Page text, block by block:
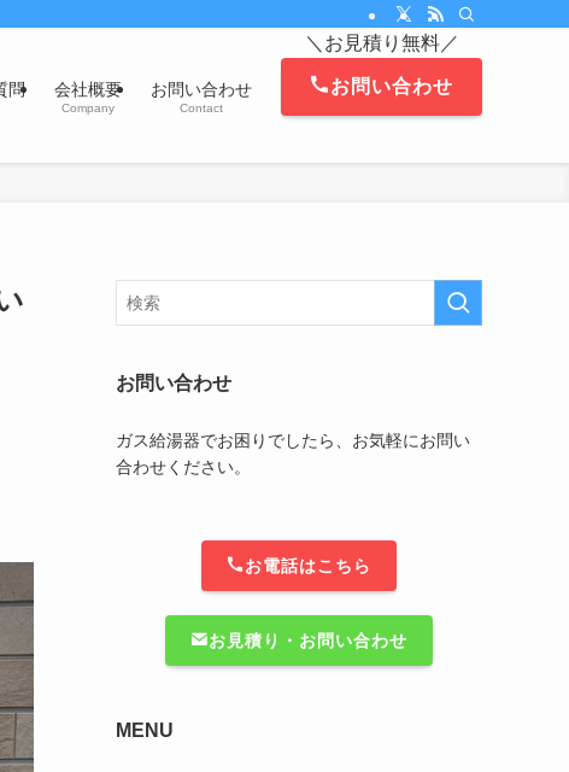
対応エリアは、茅ヶ崎市、藤沢市、平塚市、鎌倉市、寒川町、逗子市、葉山町
問 会社概要
Company
お問い合わせ
Contact
＼お見積り無料／
お問い合わせ
お問い合わせ
ガス給湯器でお困りでしたら、お気軽にお問い
合わせください。
お電話はこちら
お見積り・お問い合わせ
MENU